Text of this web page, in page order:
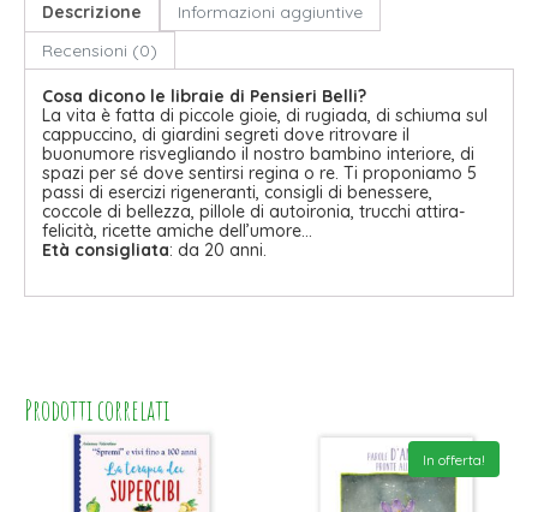
Descrizione
Informazioni aggiuntive
Recensioni (0)
Cosa dicono le libraie di Pensieri Belli?
La vita è fatta di piccole gioie, di rugiada, di schiuma sul
cappuccino, di giardini segreti dove ritrovare il
buonumore risvegliando il nostro bambino interiore, di
spazi per sé dove sentirsi regina o re. Ti proponiamo 5
passi di esercizi rigeneranti, consigli di benessere,
coccole di bellezza, pillole di autoironia, trucchi attira-
felicità, ricette amiche dell’umore…
Età consigliata: da 20 anni.
Prodotti correlati
In offerta!